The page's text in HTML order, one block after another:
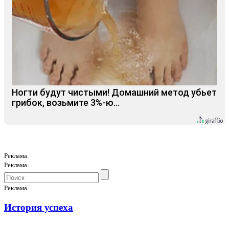
Ногти будут чистыми! Домашний метод убьет
грибок, возьмите 3%-ю…
Реклама.
Реклама.
Реклама.
История успеха